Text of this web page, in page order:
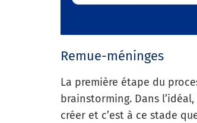
Remue-méninges
La première étape du
brainstorming. Dans
créer et c’est à ce stade